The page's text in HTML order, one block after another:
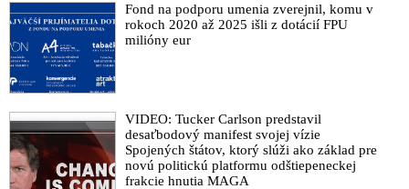
Fond na podporu umenia zverejnil, komu v
rokoch 2020 až 2025 išli z dotácií FPU
milióny eur
VIDEO: Tucker Carlson predstavil
desaťbodový manifest svojej vízie
Spojených štátov, ktorý slúži ako základ pre
novú politickú platformu odštiepeneckej
frakcie hnutia MAGA